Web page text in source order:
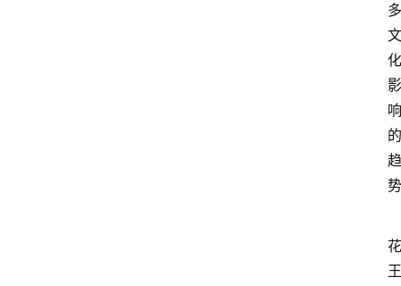
多
文
化
影
响
的
趋
势
花
王